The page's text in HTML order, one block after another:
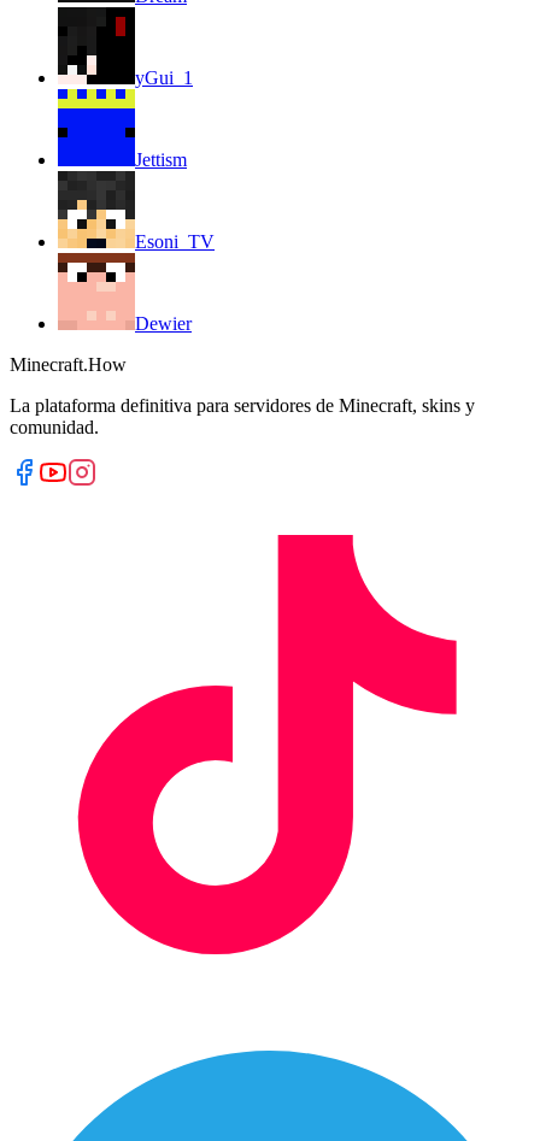
yGui_1
Jettism
Esoni_TV
Dewier
Minecraft.How
La plataforma definitiva para servidores de Minecraft, skins y
comunidad.